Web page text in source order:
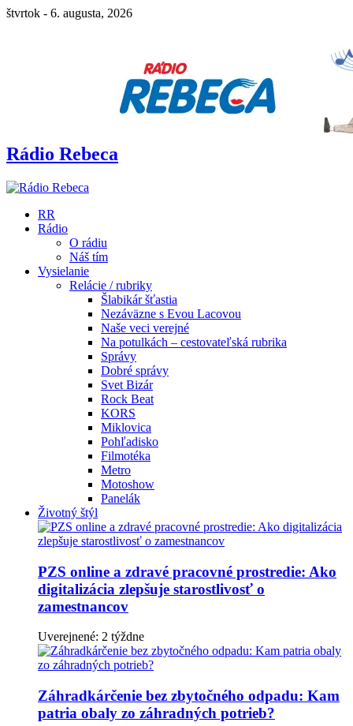
štvrtok - 6. augusta, 2026
Rádio Rebeca
RR
Rádio
O rádiu
Náš tím
Vysielanie
Relácie / rubriky
Šlabikár šťastia
Nezáväzne s Evou Lacovou
Naše veci verejné
Na potulkách – cestovateľská rubrika
Správy
Dobré správy
Svet Bizár
Rock Beat
KORS
Miklovica
Pohľadisko
Filmotéka
Metro
Motoshow
Panelák
Životný štýl
PZS online a zdravé pracovné prostredie: Ako
digitalizácia zlepšuje starostlivosť o
zamestnancov
Uverejnené: 2 týždne
Záhradkárčenie bez zbytočného odpadu: Kam
patria obaly zo záhradných potrieb?